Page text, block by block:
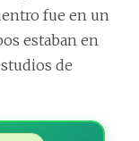
fue en un
estaban en
de